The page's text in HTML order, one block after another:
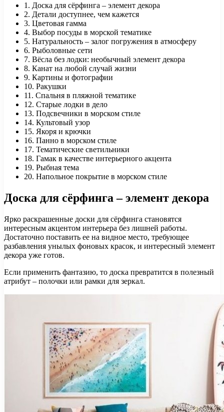
1. Доска для сёрфинга – элемент декора
2. Детали доступнее, чем кажется
3. Цветовая гамма
4. Выбор посуды в морской тематике
5. Натуральность – залог погружения в атмосферу
6. Рыболовные сети
7. Вёсла без лодки: необычный элемент декора
8. Канат на любой случай жизни
9. Картины и фотографии
10. Ракушки
11. Спальня в пляжной тематике
12. Старые лодки в дело
13. Подсвечники в морском стиле
14. Культовый узор
15. Якоря и крючки
16. Панно в морском стиле
17. Тематические светильники
18. Гамак в качестве интерьерного акцента
19. Рыбная тема
20. Напольное покрытие в морском стиле
Доска для сёрфинга – элемент декора
Ярко раскрашенные доски для сёрфинга становятся
интересным акцентом интерьера без лишней работы.
Достаточно поставить ее на видное место, требующее
разбавления унылых фоновых красок, и интересный элемент
декора уже готов.
Если применить фантазию, то доска превратится в полезный
атрибут – полочки или рамки для зеркал.